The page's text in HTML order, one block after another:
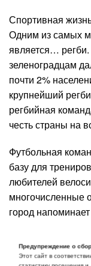
Спортивная
Одним из самых
является…
зеленоградцам
почти 2%
крупнейший
регбийная
честь страны на
Футбольная
базу для
любителей
многочисленные
город
промышленных
Предупреждение о
Этот сайт в